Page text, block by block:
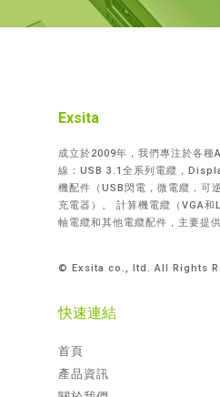
Exsita
成立於2009年，我們專注於各
線：USB 3.1全系列電纜，
機配件（USB閃電，微電纜，可
充電器）。 計算機電纜（VGA和
軸電纜和其他電纜配件，主要提
© Exsita co., ltd. All Rights
快速連結
首頁
產品資訊